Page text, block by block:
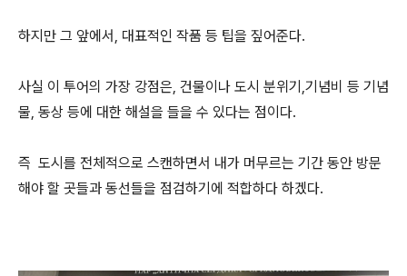
하지만 그 앞에서, 대표적인 작품 등 팁을 짚어준다.
사실 이 투어의 가장 강점은, 건물이나 도시 분위기,기념비 등 기념
물, 동상 등에 대한 해설을 들을 수 있다는 점이다.
즉 도시를 전체적으로 스캔하면서 내가 머무르는 기간 동안 방문
해야 할 곳들과 동선들을 점검하기에 적합하다 하겠다.